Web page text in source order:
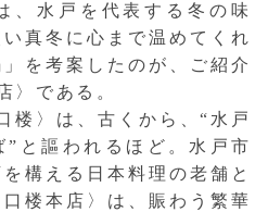
、水戸を代表する冬の味
真冬に心まで温めてくれ
を考案したのが、ご紹介
〉である。
〉は、古くから、“水戸
と謳われるほど。水戸市
構える日本料理の老舗と
楼本店〉は、賑わう繁華